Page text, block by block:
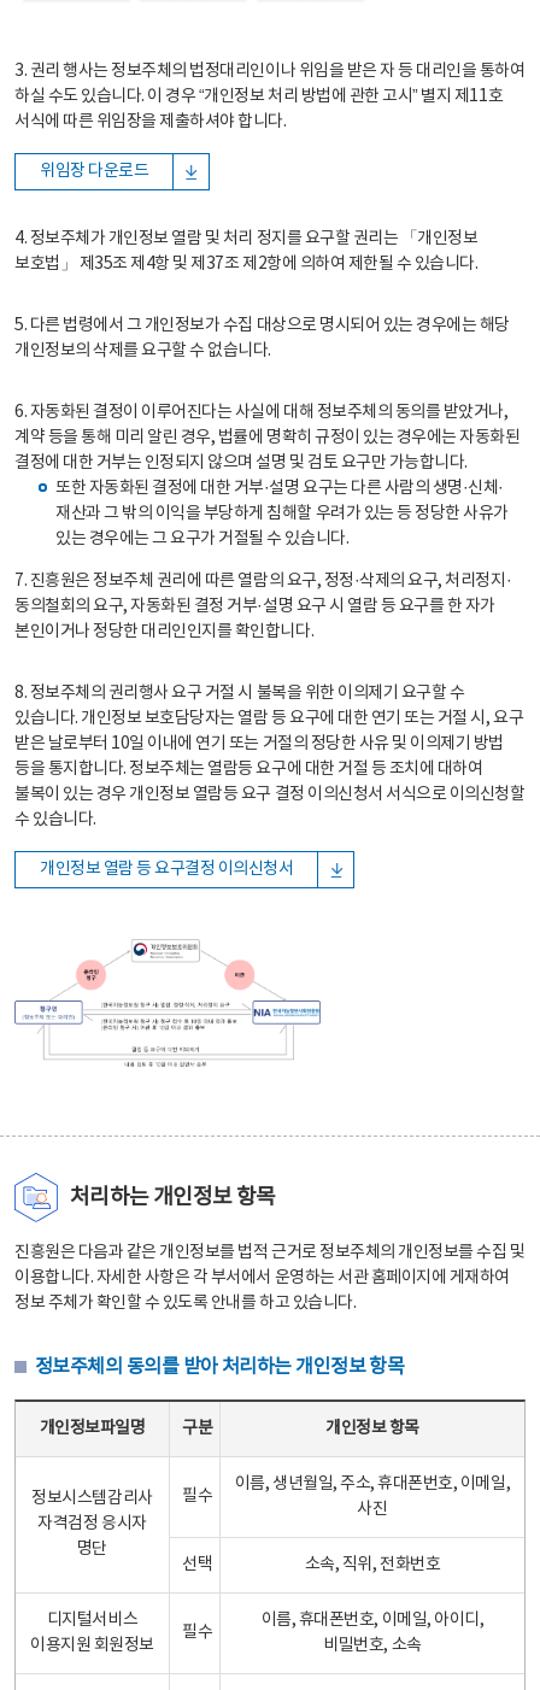
3. 권리 행사는 정보주체의 법정대리인이나 위임을 받은 자 등 대리인을 통하여
하실 수도 있습니다. 이 경우 “개인정보 처리 방법에 관한 고시” 별지 제11호
서식에 따른 위임장을 제출하셔야 합니다.
위임장 다운로드
4. 정보주체가 개인정보 열람 및 처리 정지를 요구할 권리는 「개인정보
보호법」 제35조 제4항 및 제37조 제2항에 의하여 제한될 수 있습니다.
5. 다른 법령에서 그 개인정보가 수집 대상으로 명시되어 있는 경우에는 해당
개인정보의 삭제를 요구할 수 없습니다.
6. 자동화된 결정이 이루어진다는 사실에 대해 정보주체의 동의를 받았거나,
계약 등을 통해 미리 알린 경우, 법률에 명확히 규정이 있는 경우에는 자동화된
결정에 대한 거부는 인정되지 않으며 설명 및 검토 요구만 가능합니다.
또한 자동화된 결정에 대한 거부·설명 요구는 다른 사람의 생명·신체·
재산과 그 밖의 이익을 부당하게 침해할 우려가 있는 등 정당한 사유가
있는 경우에는 그 요구가 거절될 수 있습니다.
7. 진흥원은 정보주체 권리에 따른 열람의 요구, 정정·삭제의 요구, 처리정지·
동의철회의 요구, 자동화된 결정 거부·설명 요구 시 열람 등 요구를 한 자가
본인이거나 정당한 대리인인지를 확인합니다.
8. 정보주체의 권리행사 요구 거절 시 불복을 위한 이의제기 요구할 수
있습니다. 개인정보 보호담당자는 열람 등 요구에 대한 연기 또는 거절 시, 요구
받은 날로부터 10일 이내에 연기 또는 거절의 정당한 사유 및 이의제기 방법
등을 통지합니다. 정보주체는 열람등 요구에 대한 거절 등 조치에 대하여
불복이 있는 경우 개인정보 열람등 요구 결정 이의신청서 서식으로 이의신청할
수 있습니다.
개인정보 열람 등 요구결정 이의신청서
처리하는 개인정보 항목
진흥원은 다음과 같은 개인정보를 법적 근거로 정보주체의 개인정보를 수집 및
이용합니다. 자세한 사항은 각 부서에서 운영하는 서관 홈페이지에 게재하여
정보 주체가 확인할 수 있도록 안내를 하고 있습니다.
정보주체의 동의를 받아 처리하는 개인정보 항목
개인정보파일명 구분 개인정보 항목
정보시스템감리사
자격검정 응시자
명단
필수
이름, 생년월일, 주소, 휴대폰번호, 이메일,
사진
선택 소속, 직위, 전화번호
디지털서비스
이용지원 회원정보
필수
이름, 휴대폰번호, 이메일, 아이디,
비밀번호, 소속